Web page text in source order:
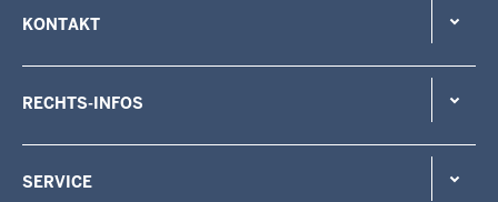
KONTAKT
RECHTS-INFOS
SERVICE